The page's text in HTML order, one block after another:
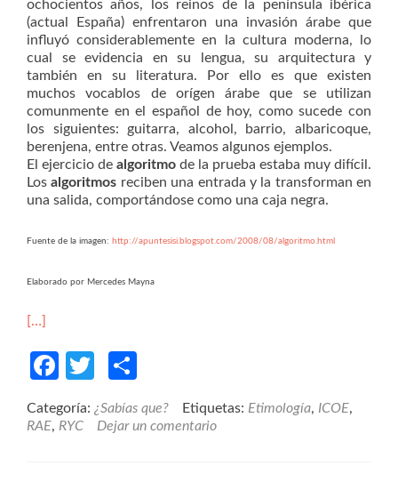
ochocientos años, los reinos de la península ibérica
(actual España) enfrentaron una invasión árabe que
influyó considerablemente en la cultura moderna, lo
cual se evidencia en su lengua, su arquitectura y
también en su literatura. Por ello es que existen
muchos vocablos de orígen árabe que se utilizan
comunmente en el español de hoy, como sucede con
los siguientes: guitarra, alcohol, barrio, albaricoque,
berenjena, entre otras. Veamos algunos ejemplos.
El ejercicio de algoritmo de la prueba estaba muy difícil.
Losalgoritmos reciben una entrada y la transforman en
una salida, comportándose como una caja negra.
Fuente de la imagen: http://apuntesisi.blogspot.com/2008/08/algoritmo.html
Elaborado por Mercedes Mayna
[…]
Facebook
Twitter
Categoría: ¿Sabías que? Etiquetas: Etimología, ICOE,
RAE, RYC Dejar un comentario